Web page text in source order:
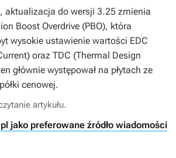
aktualizacja do wersji 3.25 zmienia
Boost Overdrive (PBO), która
wysokie ustawienie wartości EDC
oraz TDC (Thermal Design
głównie występował na płytach ze
cenowej.
artykułu.
jako preferowane źródło wiadomości